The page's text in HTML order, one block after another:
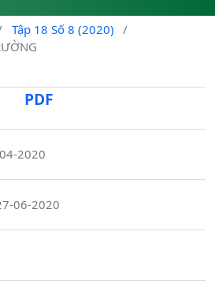
Tập 18 Số 8 (2020)
/
PDF
2020
06-2020